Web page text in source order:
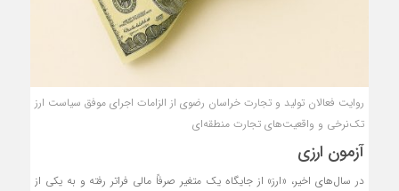
روایت فعالان تولید و تجارت خراسان رضوی از الزامات اجرای موفق سیاست ارز
تک‌نرخی و واقعیت‌های تجارت منطقه‌ای
آزمون ارزی
در سال‌های اخیر، «ارز» از جایگاه یک متغیر صرفاً مالی فراتر رفته و به یکی از